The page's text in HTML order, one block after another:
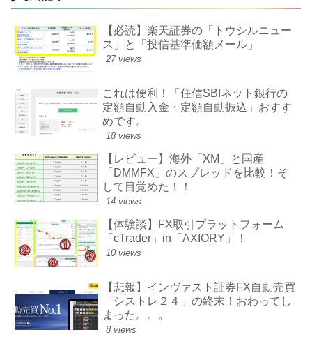
【必読】楽天証券の「トウシルニュー
ス」と「投信基準価額メール」
27 views
これは便利！「住信SBIネット銀行の
定額自動入金・定額自動振込」おすす
めです。
18 views
【レビュー】海外「XM」と国産
「DMMFX」のスプレッドを比較！そ
して目覚めた！！
14 views
【体験談】FX取引プラットフォーム
「cTrader」in​「AXIORY」！
10 views
【悲報】インヴァスト証券FX自動売買
「シストレ２４」の終末！おわってし
まった。。。
8 views